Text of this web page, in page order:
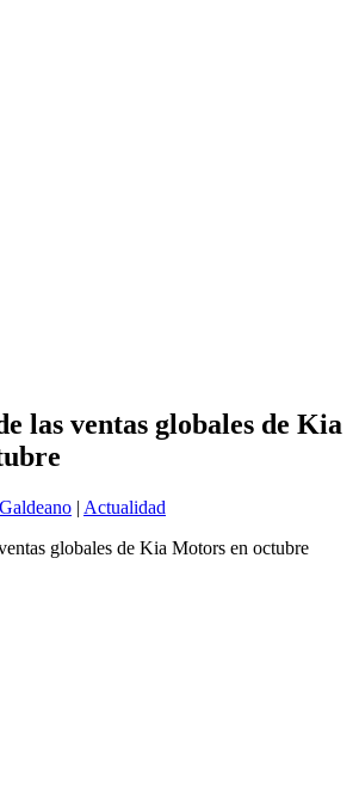
las ventas globales de Kia
| Actualidad